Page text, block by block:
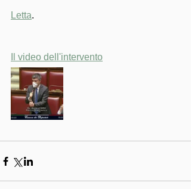
Letta.
Il video dell'intervento